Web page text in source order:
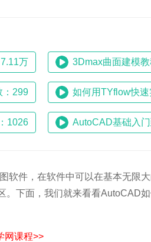
万
：299
1026 AutoCAD基础入
软件，在软件中可以在基本无限
下面，我们就来看看AutoCAD
网课程>>